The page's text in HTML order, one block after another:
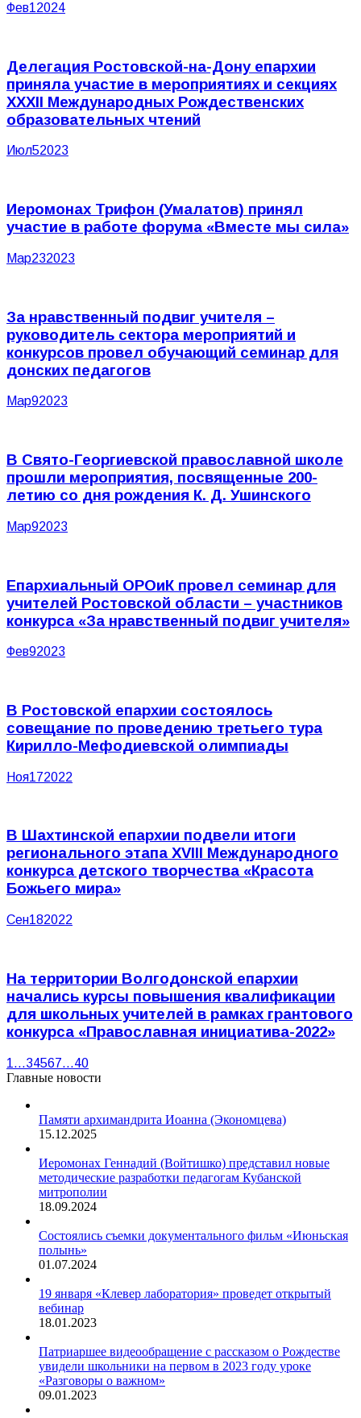
Фев12024
Делегация Ростовской-на-Дону епархии
приняла участие в мероприятиях и секциях
XXXII Международных Рождественских
образовательных чтений
Июл52023
Иеромонах Трифон (Умалатов) принял
участие в работе форума «Вместе мы сила»
Мар232023
За нравственный подвиг учителя –
руководитель сектора мероприятий и
конкурсов провел обучающий семинар для
донских педагогов
Мар92023
В Свято-Георгиевской православной школе
прошли мероприятия, посвященные 200-
летию со дня рождения К. Д. Ушинского
Мар92023
Епархиальный ОРОиК провел семинар для
учителей Ростовской области – участников
конкурса «За нравственный подвиг учителя»
Фев92023
В Ростовской епархии состоялось
совещание по проведению третьего тура
Кирилло-Мефодиевской олимпиады
Ноя172022
В Шахтинской епархии подвели итоги
регионального этапа XVIII Международного
конкурса детского творчества «Красота
Божьего мира»
Сен182022
На территории Волгодонской епархии
начались курсы повышения квалификации
для школьных учителей в рамках грантового
конкурса «Православная инициатива-2022»
1…34567…40
Главные новости
Памяти архимандрита Иоанна (Экономцева)
15.12.2025
Иеромонах Геннадий (Войтишко) представил новые
методические разработки педагогам Кубанской
митрополии
18.09.2024
Состоялись съемки документального фильм «Июньская
полынь»
01.07.2024
19 января «Клевер лаборатория» проведет открытый
вебинар
18.01.2023
Патриаршее видеообращение с рассказом о Рождестве
увидели школьники на первом в 2023 году уроке
«Разговоры о важном»
09.01.2023